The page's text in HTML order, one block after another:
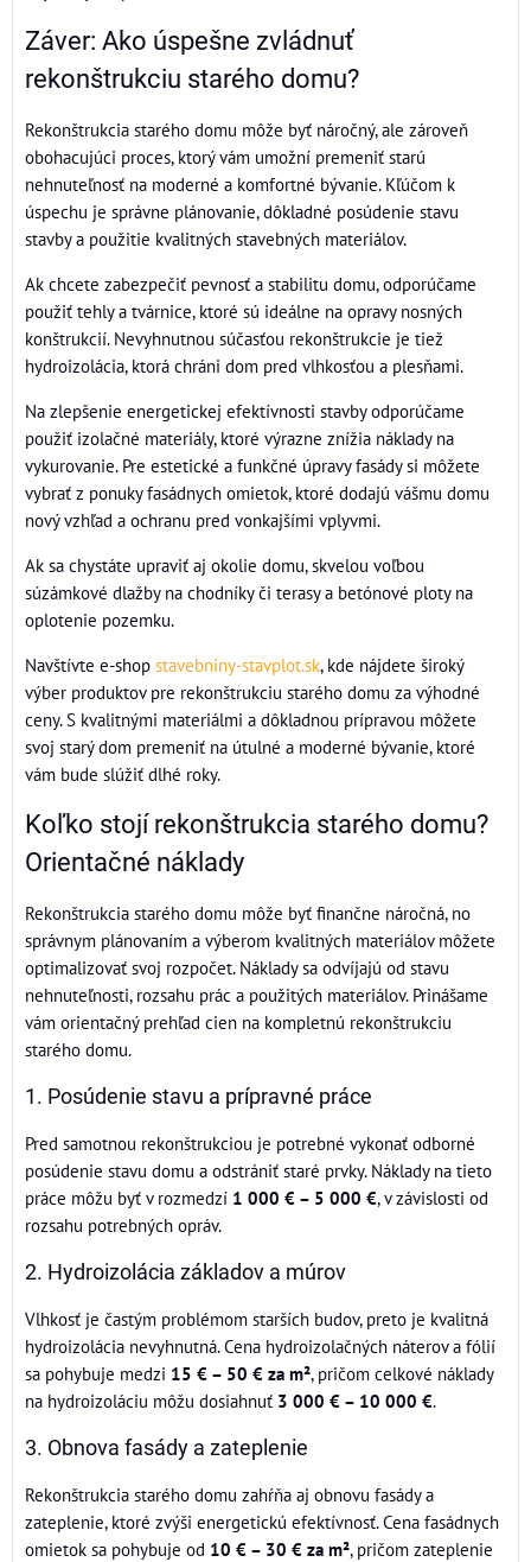
Záver: Ako úspešne zvládnuť
rekonštrukciu starého domu?
Rekonštrukcia starého domu môže byť náročný, ale zároveň
obohacujúci proces, ktorý vám umožní premeniť starú
nehnuteľnosť na moderné a komfortné bývanie. Kľúčom k
úspechu je správne plánovanie, dôkladné posúdenie stavu
stavby a použitie kvalitných stavebných materiálov.
Ak chcete zabezpečiť pevnosť a stabilitu domu, odporúčame
použiť tehly a tvárnice, ktoré sú ideálne na opravy nosných
konštrukcií. Nevyhnutnou súčasťou rekonštrukcie je tiež
hydroizolácia, ktorá chráni dom pred vlhkosťou a plesňami.
Na zlepšenie energetickej efektívnosti stavby odporúčame
použiť izolačné materiály, ktoré výrazne znížia náklady na
vykurovanie. Pre estetické a funkčné úpravy fasády si môžete
vybrať z ponuky fasádnych omietok, ktoré dodajú vášmu domu
nový vzhľad a ochranu pred vonkajšími vplyvmi.
Ak sa chystáte upraviť aj okolie domu, skvelou voľbou
súzámkové dlažby na chodníky či terasy a betónové ploty na
oplotenie pozemku.
Navštívte e-shop stavebniny-stavplot.sk, kde nájdete široký
výber produktov pre rekonštrukciu starého domu za výhodné
ceny. S kvalitnými materiálmi a dôkladnou prípravou môžete
svoj starý dom premeniť na útulné a moderné bývanie, ktoré
vám bude slúžiť dlhé roky.
Koľko stojí rekonštrukcia starého domu?
Orientačné náklady
Rekonštrukcia starého domu môže byť finančne náročná, no
správnym plánovaním a výberom kvalitných materiálov môžete
optimalizovať svoj rozpočet. Náklady sa odvíjajú od stavu
nehnuteľnosti, rozsahu prác a použitých materiálov. Prinášame
vám orientačný prehľad cien na kompletnú rekonštrukciu
starého domu.
1. Posúdenie stavu a prípravné práce
Pred samotnou rekonštrukciou je potrebné vykonať odborné
posúdenie stavu domu a odstrániť staré prvky. Náklady na tieto
práce môžu byť v rozmedzí 1 000 € – 5 000 €, v závislosti od
rozsahu potrebných opráv.
2. Hydroizolácia základov a múrov
Vlhkosť je častým problémom starších budov, preto je kvalitná
hydroizolácia nevyhnutná. Cena hydroizolačných náterov a fólií
sa pohybuje medzi 15 € – 50 € za m², pričom celkové náklady
na hydroizoláciu môžu dosiahnuť 3 000 € – 10 000 €.
3. Obnova fasády a zateplenie
Rekonštrukcia starého domu zahŕňa aj obnovu fasády a
zateplenie, ktoré zvýši energetickú efektívnosť. Cena fasádnych
omietok sa pohybuje od 10 € – 30 € za m², pričom zateplenie